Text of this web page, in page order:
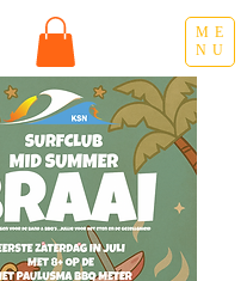
ME
NU